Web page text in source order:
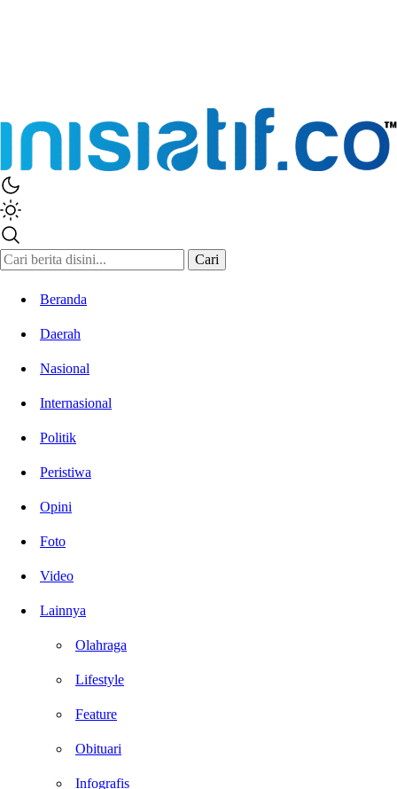
Cari
Beranda
Daerah
Nasional
Internasional
Politik
Peristiwa
Opini
Foto
Video
Lainnya
Olahraga
Lifestyle
Feature
Obituari
Infografis